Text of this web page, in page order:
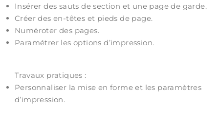
Insérer des sauts de section et une page de garde.
Créer des en-têtes et pieds de page.
Numéroter des pages.
Paramétrer les options d’impression.
Travaux pratiques :
Personnaliser la mise en forme et les paramètres
d’impression.